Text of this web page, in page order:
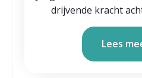
drijvende kracht
Lees